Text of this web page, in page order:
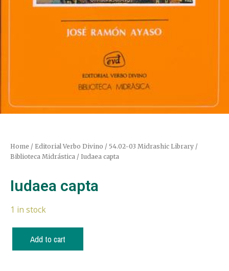
Home / Editorial Verbo Divino / 54.02-03 Midrashic Library /
Biblioteca Midrástica / Iudaea capta
Iudaea capta
1 in stock
Add to cart